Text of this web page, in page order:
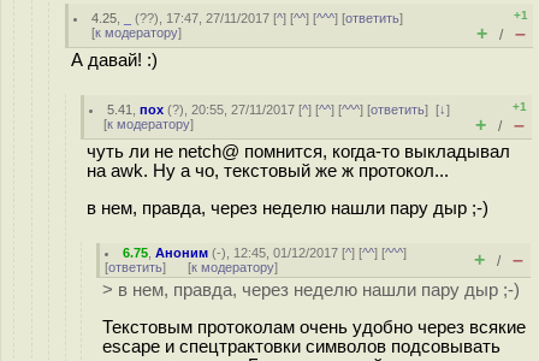
4.25 (??), 17:47, 27/11/2017 [^] [^^] [^^^] [ответить]
[к модератору]
+1
+ / –
А давай! :)
5.41 ,пох (?), 20:55, 27/11/2017 [^] [^^] [^^^] [ответить][↓]
[к модератору]
+1
+ / –
чуть ли не netch@ помнится, когда-то выкладывал
на awk. Ну а чо, текстовый же ж протокол...
в нем, правда, через неделю нашли пару дыр ;-)
6.75 ,Аноним (-), 12:45, 01/12/2017 [^] [^^] [^^^]
[ответить] [к модератору] + / –
> в нем, правда, через неделю нашли пару дыр ;-)
Текстовым протоколам очень удобно через всякие
escape и спецтрактовки символов подсовывать